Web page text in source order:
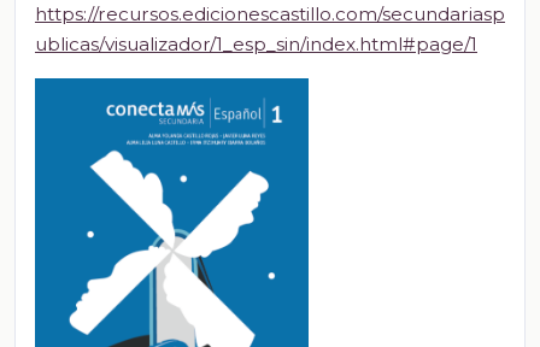
https://recursos.edicionescastillo.com/secundariasp
ublicas/visualizador/1_esp_sin/index.html#page/1